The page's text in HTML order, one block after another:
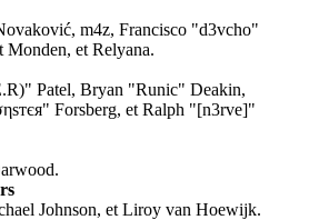
m4z, Francisco "d3vcho"
Monden, et Relyana.
Patel, Bryan "Runic" Deakin,
Forsberg, et Ralph "[n3rve]"
Johnson, et Liroy van Hoewijk.